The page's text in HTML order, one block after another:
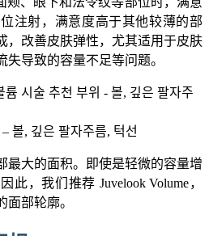
注射，满意度高于其他较薄的部
，改善皮肤弹性，尤其适用于皮肤
导致的容量不足等问题。
볼, 깊은 팔자주름, 턱선
最大的面积。即使是轻微的容量增
，我们推荐 Juvelook Volume，
部轮廓。